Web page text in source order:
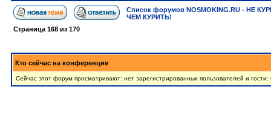
Список форумов NOSMOKING.RU - НЕ
ЧЕМ КУРИТЬ!
Страница 168 из 170
Кто сейчас на конференции
Сейчас этот форум просматривают: нет зарегистрированных пользователей и гости: